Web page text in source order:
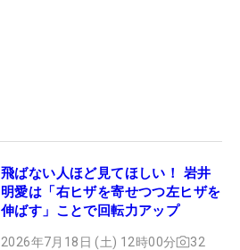
飛ばない人ほど見てほしい！ 岩井
明愛は「右ヒザを寄せつつ左ヒザを
伸ばす」ことで回転力アップ
2026年7月18日 (土) 12時00分 32